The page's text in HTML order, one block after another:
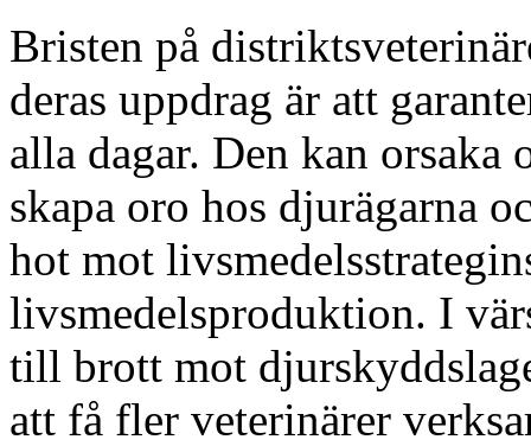
Bristen på
deras uppdrag är att
alla dagar. Den kan
skapa oro hos djurägarna
hot mot
livsmedelsproduktion. I
till brott mot
att få fler veterinärer